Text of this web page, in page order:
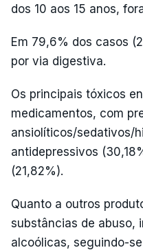
dos 10 aos 15 anos,
Em 79,6% dos casos
por via digestiva.
Os principais tóxicos
medicamentos, com
ansiolíticos/sedativos/
antidepressivos
(21,82%).
Quanto a outros
substâncias de abuso,
alcoólicas, seguindo-